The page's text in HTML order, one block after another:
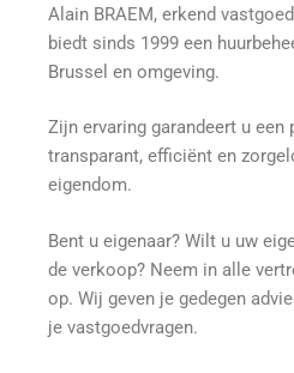
Alain BRAEM, erkend
biedt sinds 1999 een
Brussel en omgeving.
Zijn ervaring garandeert u een
transparant, efficiënt en
eigendom.
Bent u eigenaar? Wilt u uw
de verkoop? Neem in alle
op. Wij geven je gedegen
je vastgoedvragen.